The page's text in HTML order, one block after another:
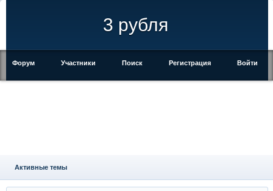
3 рубля
Форум Участники Поиск Регистрация Войти
Активные темы